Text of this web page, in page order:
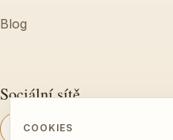
Blog
Sociální sítě
COOKIES